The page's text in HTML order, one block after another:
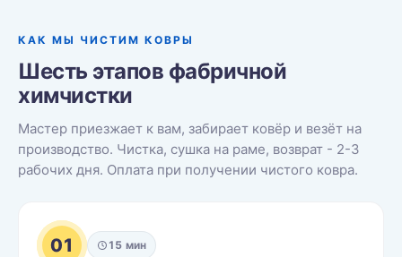
КАК МЫ ЧИСТИМ КОВРЫ
Шесть этапов фабричной
химчистки
Мастер приезжает к вам, забирает ковёр и везёт на
производство. Чистка, сушка на раме, возврат - 2-3
рабочих дня. Оплата при получении чистого ковра.
01 15 мин